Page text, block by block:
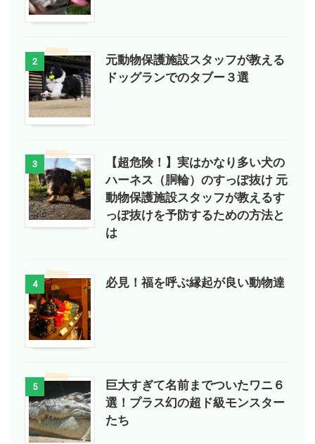
2
元動物保護施設スタッフが教える
ドッグランでのタブー３選
3
【超危険！】実はかなり多い犬の
ハーネス（胴輪）のすっぽ抜け 元
動物保護施設スタッフが教えるす
っぽ抜けを予防するための方法と
は
4 必見！福を呼ぶ縁起が良い動物達
5
巨大すぎて名前までついたワニ６
選！プラス幻の超ド級モンスター
たち